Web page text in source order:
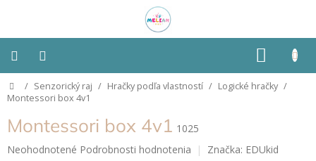
KOŠÍK
Montessori
Detská
izba
Domov
/ Senzorický raj / Hračky podľa vlastností / Logické hračky /
Montessori box 4v1
Montessori box 4v1 1025
Priemerné
Neohodnotené Podrobnosti hodnotenia Značka: EDUkid